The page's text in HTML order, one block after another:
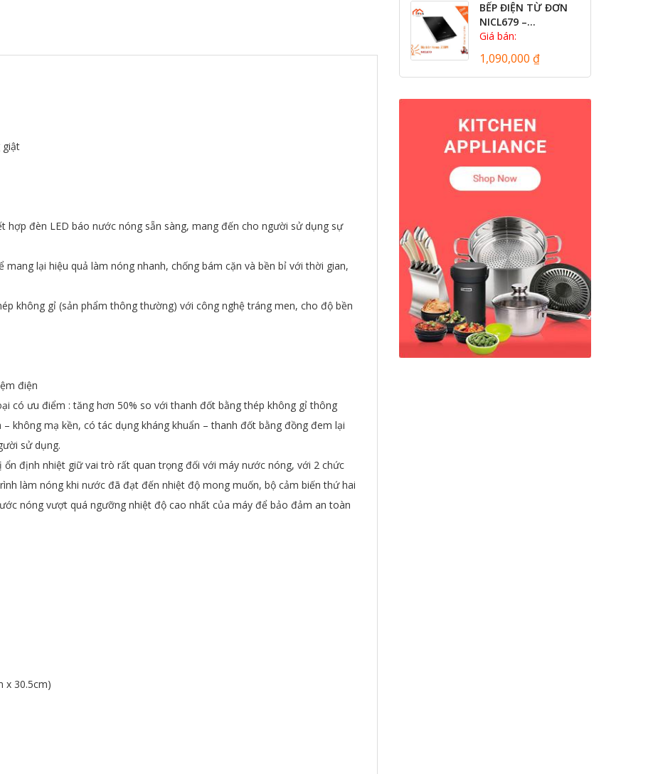
giật
hợp đèn LED báo nước nóng sẵn sàng, mang đến cho người sử dụng sự
lại hiệu quả làm nóng nhanh, chống bám cặn và bền bỉ với thời gian,
không gỉ (sản phẩm thông thường) với công nghệ tráng men, cho độ bền
điện
có ưu điểm : tăng hơn 50% so với thanh đốt bằng thép không gỉ thông
không mạ kền, có tác dụng kháng khuẩn – thanh đốt bằng đồng đem lại
sử dụng.
ổn định nhiệt giữ vai trò rất quan trọng đối với máy nước nóng, với 2 chức
làm nóng khi nước đã đạt đến nhiệt độ mong muốn, bộ cảm biến thứ hai
nóng vượt quá ngưỡng nhiệt độ cao nhất của máy để bảo đảm an toàn
x 30.5cm)
BẾP ĐIỆN TỪ ĐƠN
NICL679 –...
Giá bán:
1,090,000 ₫